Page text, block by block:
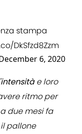
stampa
DkSfzd8Zzm
6, 2020
e loro
ritmo per
due mesi fa
pallone